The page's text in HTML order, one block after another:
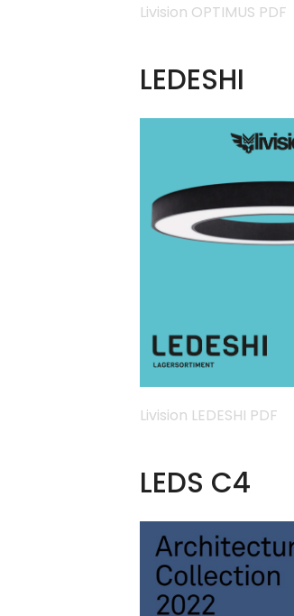
Livision OPTIMUS PDF
LEDESHI
Livision LEDESHI PDF
LEDS C4